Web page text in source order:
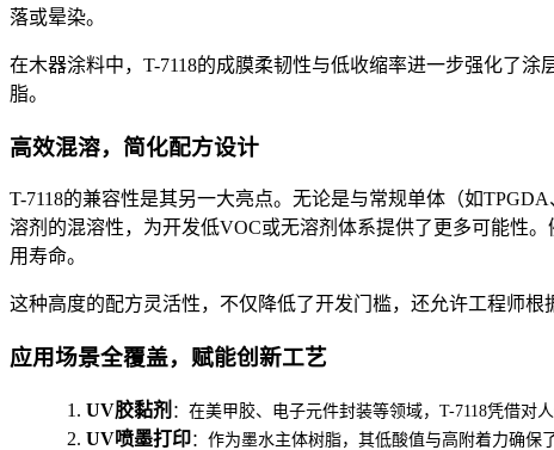
落或晕染。
在木器涂料中， T-7118的成膜柔韧性与低收缩率进一步强化了涂
脂。
高效混溶，简化配方设计
T-7118的兼容性是其另一大亮点。无论是与常规单体（如TPGDA
溶剂的混溶性，为开发低VOC或无溶剂体系提供了更多可能性
用寿命。
这种高度的配方灵活性，不仅降低了开发门槛，还允许工程师
应用场景全覆盖，赋能创新工艺
1. UV胶黏剂 ：在美甲胶、电子元件封装等领域， T-7118凭借对
2. UV喷墨打印：作为墨水主体树脂，其低酸值与高附着力确保